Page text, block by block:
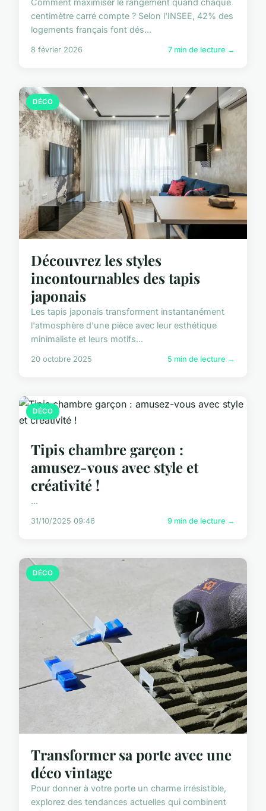
centimètre carré compte ? Selon l'INSEE, 42% des
logements français font dés...
8 février 2026 7 min de lecture →
DÉCO
Découvrez les styles
incontournables des tapis
japonais
Les tapis japonais transforment instantanément
l'atmosphère d'une pièce avec leur esthétique
minimaliste et leurs motifs...
20 octobre 2025 5 min de lecture →
DÉCO
Tipis chambre garçon :
amusez-vous avec style et
créativité !
...
31/10/2025 09:46 9 min de lecture →
DÉCO
Transformer sa porte avec une
déco vintage
Pour donner à votre porte un charme irrésistible,
explorez des tendances actuelles qui combinent